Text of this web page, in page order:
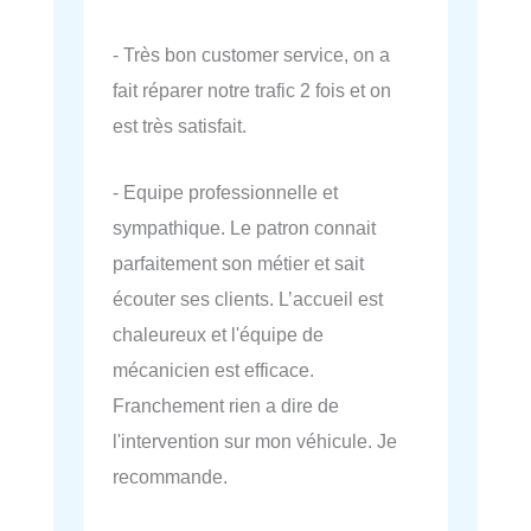
- Très bon customer service, on a
fait réparer notre trafic 2 fois et on
est très satisfait.
- Equipe professionnelle et
sympathique. Le patron connait
parfaitement son métier et sait
écouter ses clients. L’accueil est
chaleureux et l'équipe de
mécanicien est efficace.
Franchement rien a dire de
l'intervention sur mon véhicule. Je
recommande.